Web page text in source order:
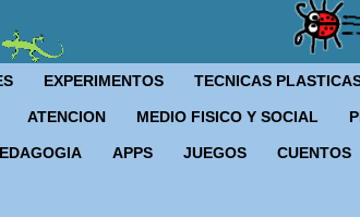
EXPERIMENTOS TECNICAS
ATENCION MEDIO FISICO Y SOCIAL
APPS JUEGOS CUENTOS